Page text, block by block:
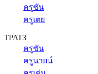
ครูซัน
ครูเตย
TPAT3
ครูซัน
ครูนายน์